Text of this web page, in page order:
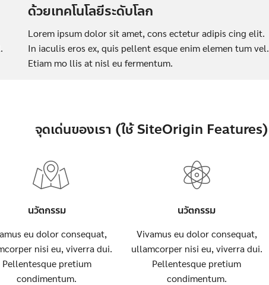
ด้วยเทคโนโลยีระดับโลก
Lorem ipsum dolor sit amet, cons ectetur adipis cing elit.
In iaculis eros ex, quis pellent esque enim elemen tum vel.
Etiam mo llis at nisl eu fermentum.
จุดเด่นของเรา (ใช้ SiteOrigin Features)
นวัตกรรม
eu dolor consequat,
nisi eu, viverra dui.
Pellentesque pretium
condimentum.
นวัตกรรม
Vivamus eu dolor consequat,
ullamcorper nisi eu, viverra dui.
Pellentesque pretium
condimentum.